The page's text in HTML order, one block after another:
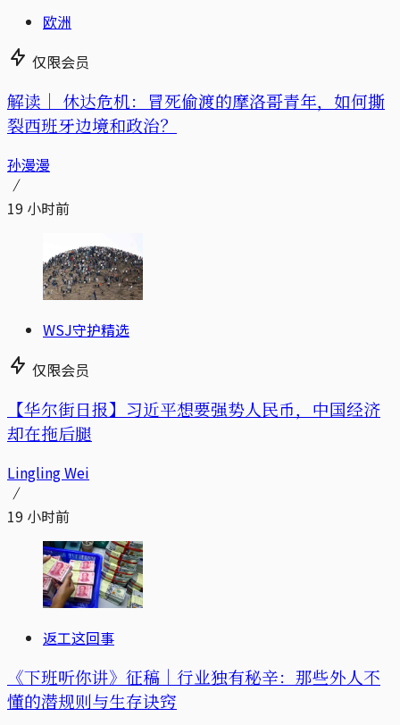
欧洲
仅限会员
解读｜ 休达危机：冒死偷渡的摩洛哥青年，如何撕
裂西班牙边境和政治？
孙漫漫
19 小时前
WSJ守护精选
仅限会员
【华尔街日报】习近平想要强势人民币，中国经济
却在拖后腿
Lingling Wei
19 小时前
返工这回事
《下班听你讲》征稿｜行业独有秘辛：那些外人不
懂的潜规则与生存诀窍